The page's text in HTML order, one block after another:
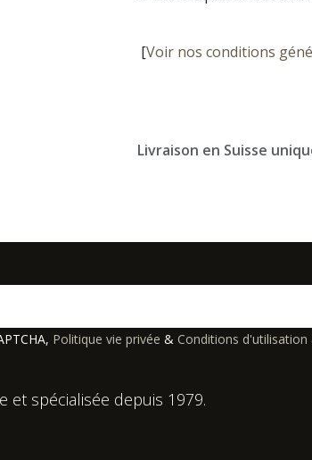
[Voir nos conditions
Livraison en Suisse
Politique vie privée & Conditions d'utilisation
et spécialisée depuis 1979.